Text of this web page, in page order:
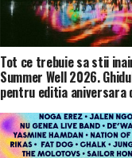
Tot ce trebuie sa stii
Summer Well 2026.
pentru editia aniversara